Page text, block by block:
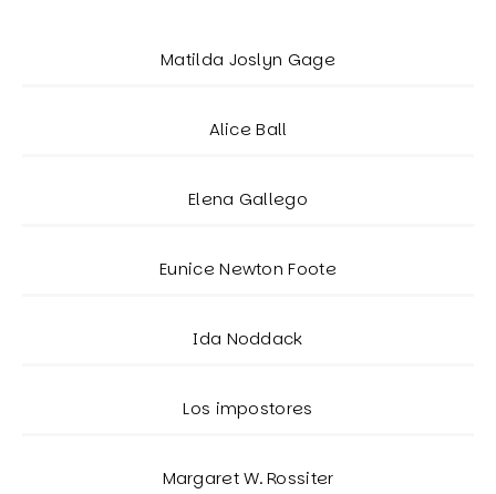
Matilda Joslyn Gage
Alice Ball
Elena Gallego
Eunice Newton Foote
Ida Noddack
Los impostores
Margaret W. Rossiter